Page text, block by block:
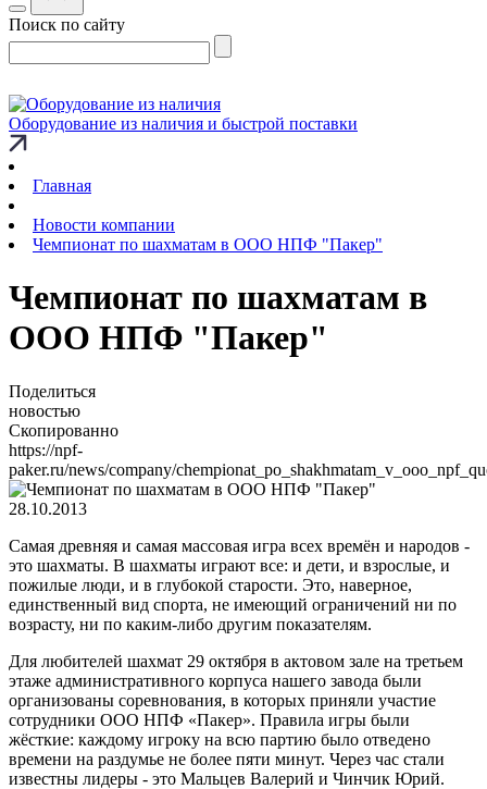
Поиск по сайту
Оборудование из наличия и быстрой поставки
Главная
Новости компании
Чемпионат по шахматам в ООО НПФ "Пакер"
Чемпионат по шахматам в
ООО НПФ "Пакер"
Поделиться
новостью
Скопированно
https://npf-
paker.ru/news/company/
28.10.2013
Самая древняя и самая массовая игра всех времён и народов -
это шахматы. В шахматы играют все: и дети, и взрослые, и
пожилые люди, и в глубокой старости. Это, наверное,
единственный вид спорта, не имеющий ограничений ни по
возрасту, ни по каким-либо другим показателям.
Для любителей шахмат 29 октября в актовом зале на третьем
этаже административного корпуса нашего завода были
организованы соревнования, в которых приняли участие
сотрудники ООО НПФ «Пакер». Правила игры были
жёсткие: каждому игроку на всю партию было отведено
времени на раздумье не более пяти минут. Через час стали
известны лидеры - это Мальцев Валерий и Чинчик Юрий.